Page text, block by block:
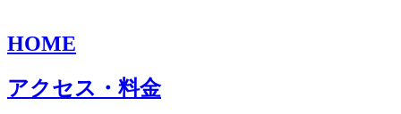
HOME
アクセス・料金